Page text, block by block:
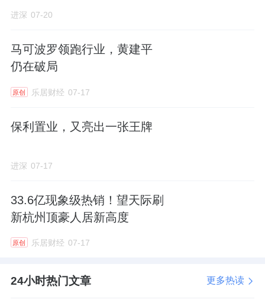
进深 07-20
马可波罗领跑行业，黄建平
仍在破局
原创 乐居财经 07-17
保利置业，又亮出一张王牌
进深 07-17
33.6亿现象级热销！望天际刷
新杭州顶豪人居新高度
原创 乐居财经 07-17
24小时热门文章 更多热读